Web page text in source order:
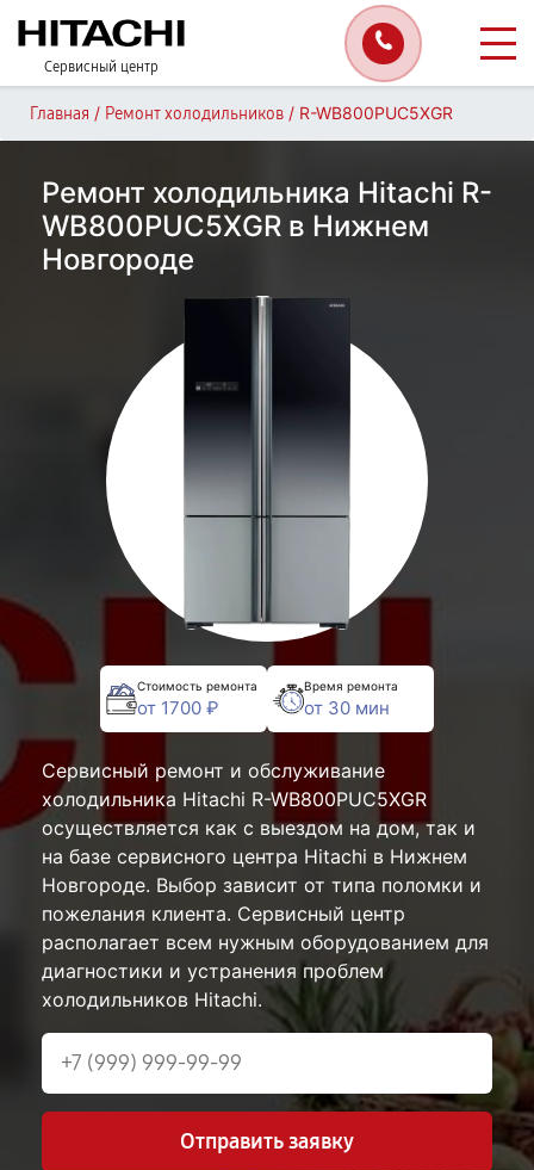
Сервисный центр
Главная / Ремонт холодильников / R-WB800PUC5XGR
Ремонт холодильника Hitachi R-
WB800PUC5XGR в Нижнем
Новгороде
Стоимость ремонта
от 1700 ₽
Время ремонта
от 30 мин
Сервисный ремонт и обслуживание
холодильника Hitachi R-WB800PUC5XGR
осуществляется как с выездом на дом, так и
на базе сервисного центра Hitachi в Нижнем
Новгороде. Выбор зависит от типа поломки и
пожелания клиента. Сервисный центр
располагает всем нужным оборудованием для
диагностики и устранения проблем
холодильников Hitachi.
Отправить заявку